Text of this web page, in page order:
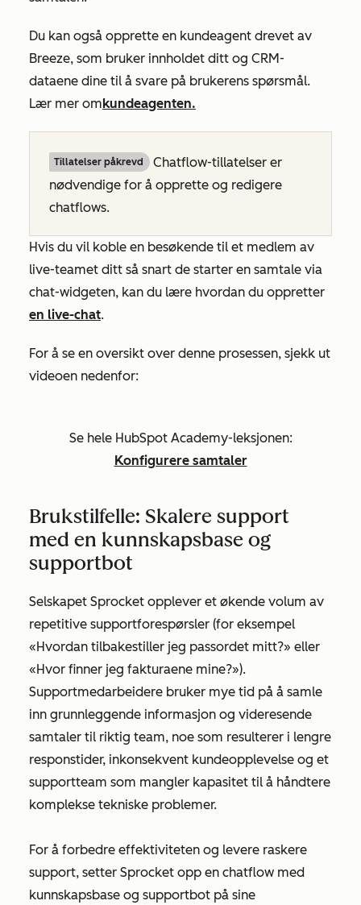
Du kan også opprette en kundeagent drevet av
Breeze, som bruker innholdet ditt og CRM-
dataene dine til å svare på brukerens spørsmål.
Lær mer omkundeagenten.
Tillatelser påkrevd
Chatflow-tillatelser er
nødvendige for å opprette og redigere
chatflows.
Hvis du vil koble en besøkende til et medlem av
live-teamet ditt så snart de starter en samtale via
chat-widgeten, kan du lære hvordan du oppretter
en live-chat.
For å se en oversikt over denne prosessen, sjekk ut
videoen nedenfor:
Se hele HubSpot Academy-leksjonen:
Konfigurere samtaler
Brukstilfelle: Skalere support
med en kunnskapsbase og
supportbot
Selskapet Sprocket opplever et økende volum av
repetitive supportforespørsler (for eksempel
«Hvordan tilbakestiller jeg passordet mitt?» eller
«Hvor finner jeg fakturaene mine?»).
Supportmedarbeidere bruker mye tid på å samle
inn grunnleggende informasjon og videresende
samtaler til riktig team, noe som resulterer i lengre
responstider, inkonsekvent kundeopplevelse og et
supportteam som mangler kapasitet til å håndtere
komplekse tekniske problemer.
For å forbedre effektiviteten og levere raskere
support, setter Sprocket opp en chatflow med
kunnskapsbase og supportbot på sine